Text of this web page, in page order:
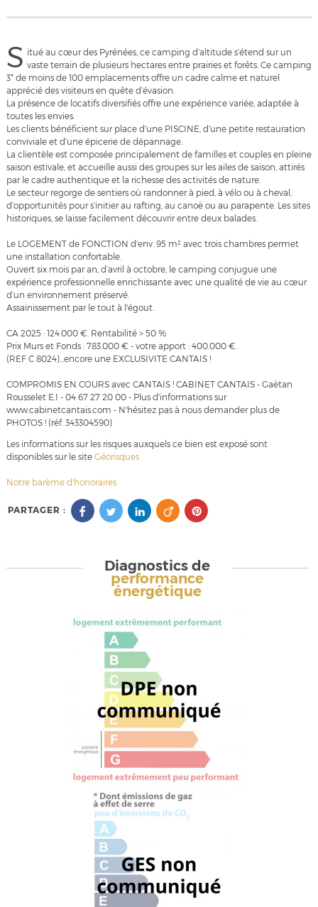
S itué au cœur des Pyrénées, ce camping d’altitude s’étend sur un
vaste terrain de plusieurs hectares entre prairies et forêts. Ce camping
3* de moins de 100 emplacements offre un cadre calme et naturel
apprécié des visiteurs en quête d’évasion.
La présence de locatifs diversifiés offre une expérience variée, adaptée à
toutes les envies.
Les clients bénéficient sur place d’une PISCINE, d’une petite restauration
conviviale et d’une épicerie de dépannage.
La clientèle est composée principalement de familles et couples en pleine
saison estivale, et accueille aussi des groupes sur les ailes de saison, attirés
par le cadre authentique et la richesse des activités de nature.
Le secteur regorge de sentiers où randonner à pied, à vélo ou à cheval,
d’opportunités pour s’initier au rafting, au canoë ou au parapente. Les sites
historiques, se laisse facilement découvrir entre deux balades.
Le LOGEMENT de FONCTION d'env. 95 m² avec trois chambres permet
une installation confortable.
Ouvert six mois par an, d’avril à octobre, le camping conjugue une
expérience professionnelle enrichissante avec une qualité de vie au cœur
d’un environnement préservé.
Assainissement par le tout à l'égout.
CA 2025 : 124.000 €. Rentabilité > 50 %
Prix Murs et Fonds : 783.000 € - votre apport : 400.000 €.
(REF C 8024)...encore une EXCLUSIVITE CANTAIS !
COMPROMIS EN COURS avec CANTAIS ! CABINET CANTAIS - Gaëtan
Rousselet E.I - 04 67 27 20 00 - Plus d'informations sur
www.cabinetcantais.com - N'hésitez pas à nous demander plus de
PHOTOS ! (réf. 343304590)
Les informations sur les risques auxquels ce bien est exposé sont
disponibles sur le site Géorisques
Notre barème d'honoraires
PARTAGER :
Diagnostics de
performance
énergétique